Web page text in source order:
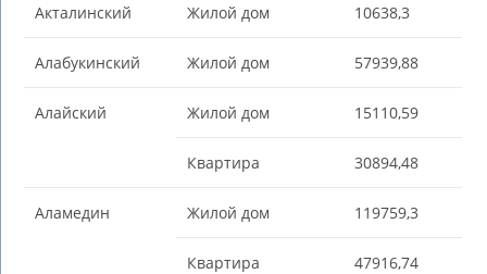
Акталинский Жилой дом 10638,3
Алабукинский Жилой дом 57939,88
Алайский Жилой дом 15110,59
Квартира 30894,48
Аламедин Жилой дом 119759,3
Квартира 47916,74